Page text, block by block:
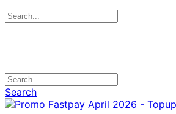
Search